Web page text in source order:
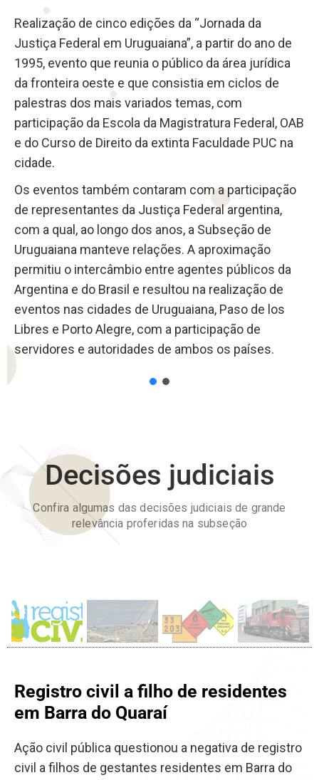
Realização de cinco edições da “Jornada da
Justiça Federal em Uruguaiana”, a partir do ano de
1995, evento que reunia o público da área jurídica
da fronteira oeste e que consistia em ciclos de
palestras dos mais variados temas, com
participação da Escola da Magistratura Federal, OAB
e do Curso de Direito da extinta Faculdade PUC na
cidade.
Os eventos também contaram com a participação
de representantes da Justiça Federal argentina,
com a qual, ao longo dos anos, a Subseção de
Uruguaiana manteve relações. A aproximação
permitiu o intercâmbio entre agentes públicos da
Argentina e do Brasil e resultou na realização de
eventos nas cidades de Uruguaiana, Paso de los
Libres e Porto Alegre, com a participação de
servidores e autoridades de ambos os países.
Decisões judiciais
Confira algumas das decisões judiciais de grande
relevância proferidas na subseção
Registro civil a filho de residentes
em Barra do Quaraí
Ação civil pública questionou a negativa de registro
civil a filhos de gestantes residentes em Barra do